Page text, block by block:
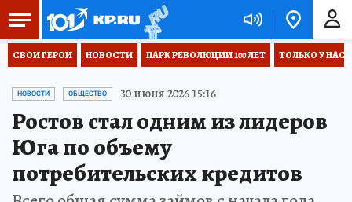
СВОИ ГЕРОИ НОВОСТИ ПАРК РЕВОЛЮЦИИ 100 ЛЕТ ТОЛЬКО У НАС
НОВОСТИ ОБЩЕСТВО 30 июня 2026 15:16
Ростов стал одним из лидеров
Юга по объему
потребительских кредитов